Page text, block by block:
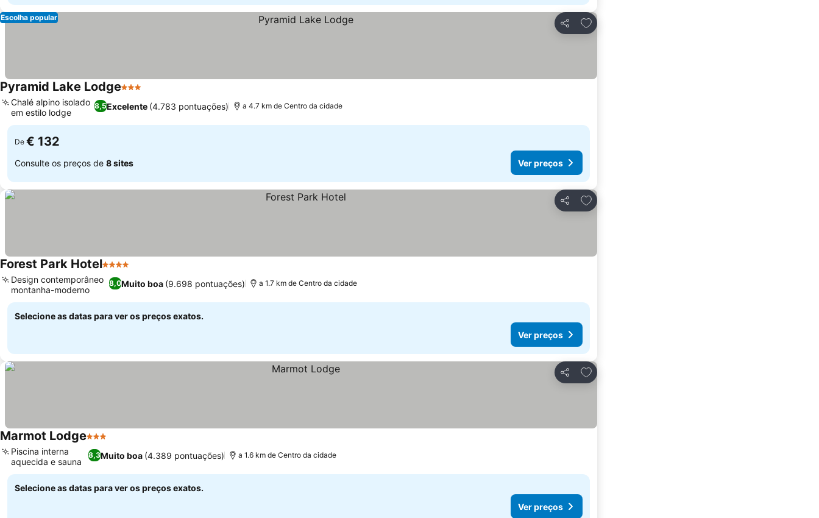
Partilhar
Adicionar aos favoritos
Escolha popular
Pyramid Lake Lodge3 Estrelas
8,5Excelente (4.783 pontuações)
Chalé alpino isolado
em estilo lodge
a 4.7 km de Centro da cidade
De € 132
Consulte os preços de 8 sites Ver preços
Partilhar
Adicionar aos favoritos
Forest Park Hotel4 Estrelas
8,0Muito boa (9.698 pontuações)
Design contemporâneo
montanha-moderno
a 1.7 km de Centro da cidade
Selecione as datas para ver os preços exatos.
Ver preços
Partilhar
Adicionar aos favoritos
Marmot Lodge3 Estrelas
8,3Muito boa (4.389 pontuações)
Piscina interna
aquecida e sauna
a 1.6 km de Centro da cidade
Selecione as datas para ver os preços exatos.
Ver preços